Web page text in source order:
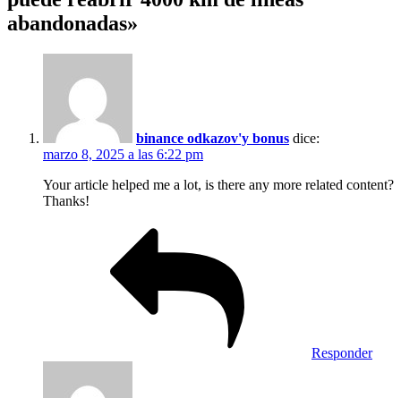
abandonadas»
binance odkazov'y bonus dice:
marzo 8, 2025 a las 6:22 pm
Your article helped me a lot, is there any more related content?
Thanks!
Responder